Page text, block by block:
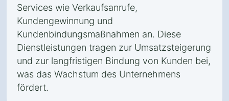
Services wie Verkaufsanrufe,
Kundengewinnung und
Kundenbindungsmaßnahmen an. Diese
Dienstleistungen tragen zur Umsatzsteigerung
und zur langfristigen Bindung von Kunden bei,
was das Wachstum des Unternehmens
fördert.